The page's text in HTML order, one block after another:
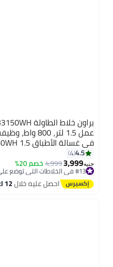
عمل 1.5 لتر،
في غسالة الأطباق 1.5 L 800 W JB3150WH أبيض
4.5
4
جنيه3,999
4,999خصم 20% #13 في الخلاطات التي توضع على الموائد
توصيل مجاني
#13 في الخلاطات التي توضع على الموائد احصل عليه خلال12 اغسطس